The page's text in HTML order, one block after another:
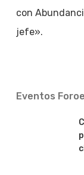
con
jefe».
Eventos Foroe